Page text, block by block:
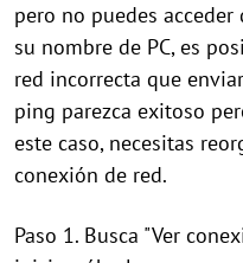
pero no puedes
su nombre de PC, es
red incorrecta que
ping parezca exitoso
este caso, necesitas
conexión de red.
Paso 1. Busca "Ver